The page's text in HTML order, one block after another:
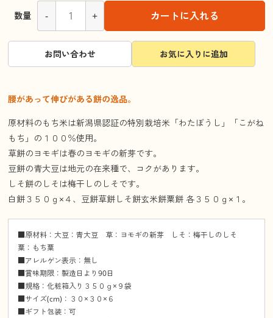
数量 - + カートに入れる
お問い合わせ お気に入りに追加
腰があって伸びがある餅の逸品。
原材料のもち米は新潟県認証の特別栽培米「わたぼうし」「こがね
もち」の１００％使用。
草餅のヨモギは春のヨモギの新芽です。
豆餅の青大豆は地元の在来種で、コクがあります。
しそ餅のしそは梅干しのしそです。
白餅３５０ｇ×４、豆餅草餅しそ餅玄米餅粟餅 各３５０ｇ×１。
■原材料：大豆：青大豆 草：ヨモギの新芽 しそ：梅干しのしそ
粟：もち粟
■アレルゲン表示：無し
■賞味期限：製造日より90日
■規格：化粧箱入り３５０ｇ×９袋
■サイズ(cm)：３０×３０×６
■ギフト包装：可